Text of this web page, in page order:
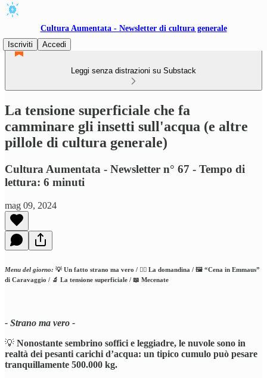
Cultura Aumentata - Newsletter di cultura generale
Iscriviti
Accedi
Leggi senza distrazioni su Substack
La tensione superficiale che fa
camminare gli insetti sull'acqua (e altre
pillole di cultura generale)
Cultura Aumentata - Newsletter n° 67 - Tempo di
lettura: 6 minuti
mag 09, 2024
Menu del giorno: 💡 Un fatto strano ma vero / 🕵️‍♂️ La domandina / 🖼️ “Cena in Emmaus”
di Caravaggio / 🔬 La tensione superficiale / 📖 Mecenate
- Strano ma vero -
💡 Nonostante sembrino soffici e leggiadre, le nuvole sono in
realtà dei pesanti carichi d’acqua: un tipico cumulo può pesare
tranquillamente 500.000 kg.